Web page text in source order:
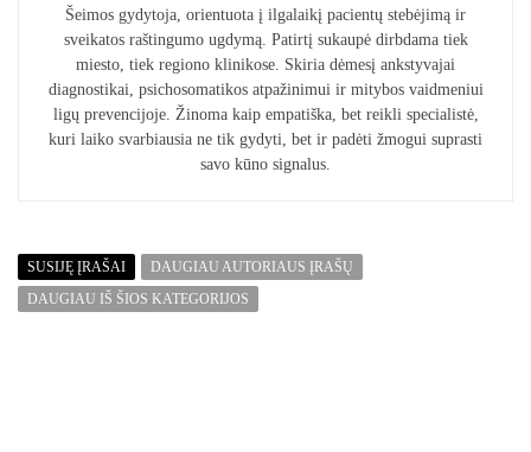
Šeimos gydytoja, orientuota į ilgalaikį pacientų stebėjimą ir
sveikatos raštingumo ugdymą. Patirtį sukaupė dirbdama tiek
miesto, tiek regiono klinikose. Skiria dėmesį ankstyvajai
diagnostikai, psichosomatikos atpažinimui ir mitybos vaidmeniui
ligų prevencijoje. Žinoma kaip empatiška, bet reikli specialistė,
kuri laiko svarbiausia ne tik gydyti, bet ir padėti žmogui suprasti
savo kūno signalus.
SUSIJĘ ĮRAŠAI
DAUGIAU AUTORIAUS ĮRAŠŲ
DAUGIAU IŠ ŠIOS KATEGORIJOS